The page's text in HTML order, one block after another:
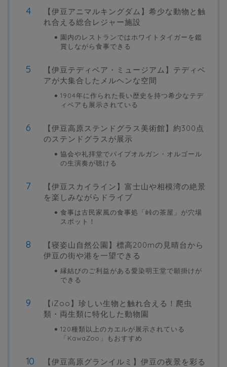
【伊豆アニマルキングダム】希少な動物と触
れ合える総合レジャー施設
園内のレストランではホワイトタイガーを鑑
賞しながら食事できる
【伊豆テディベア・ミュージアム】テディベ
アが大集合したメルヘンな空間
1904年に作られた長い歴史を持つ希少なテデ
ィベアも展示されている
【伊豆高原ステンドグラス美術館】約300点
のステンドグラスが展示
協会や礼拝堂でパイプオルガン・オルゴール
の生演奏が聴ける
【伊豆スカイライン】富士山や相模湾の絶景
を楽しみながらドライブ
食事は古民家風の食事処「峠の茶屋」が穴場
スポット！
【寝姿山自然公園】標高200mの見晴台から
伊豆の街や港を一望できる
縁結びのご利益がある愛染明王堂で願掛けが
できる
【iZoo】珍しい生物と触れ合える！爬虫
類・両生類に特化した動物園
120種類以上のカエルが展示されている
「KawaZoo」もおすすめ
【伊豆高原グランイルミ】伊豆の夜景を彩る